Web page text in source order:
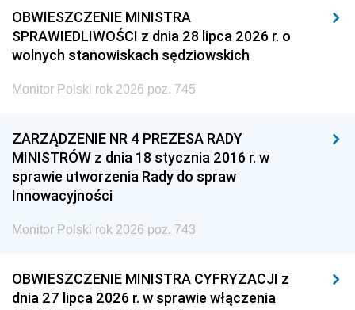
OBWIESZCZENIE MINISTRA
SPRAWIEDLIWOŚCI z dnia 28 lipca 2026 r. o
wolnych stanowiskach sędziowskich
Monitor Polski rok 2026 poz. 745
ZARZĄDZENIE NR 4 PREZESA RADY
MINISTRÓW z dnia 18 stycznia 2016 r. w
sprawie utworzenia Rady do spraw
Innowacyjności
Monitor Polski rok 2026 poz. 743
OBWIESZCZENIE MINISTRA CYFRYZACJI z
dnia 27 lipca 2026 r. w sprawie włączenia